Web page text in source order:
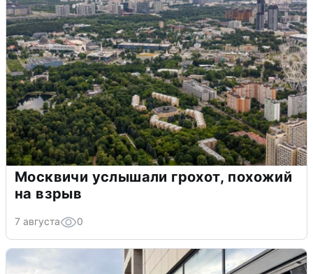
Москвичи услышали грохот, похожий
на взрыв
7 августа 0